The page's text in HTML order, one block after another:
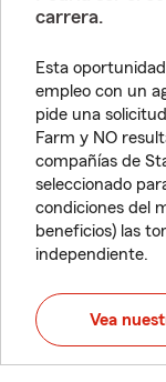
carrera.
Esta
empleo con un
pide una
Farm y NO
compañías de
seleccionado
condiciones del
beneficios) las
independiente.
Vea